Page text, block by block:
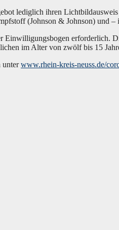
ledig­lich ihren
(John­son & John­son) und
Ein­wil­li­gungs­bo­gen erfor­der­lich.
im Alter von zwölf bis 15
unterwww.rhein-kreis-neuss.de/